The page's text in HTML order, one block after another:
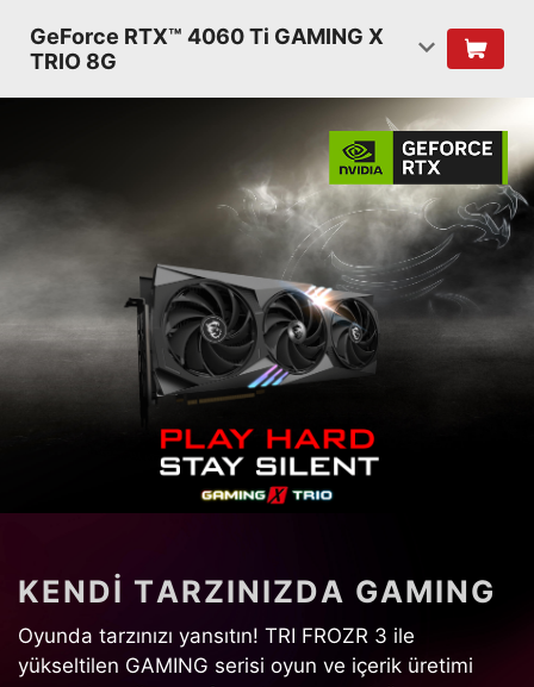
GeForce RTX™ 4060 Ti GAMING X
TRIO 8G
KENDİ TARZINIZDA GAMING
Oyunda tarzınızı yansıtın! TRI FROZR 3 ile
yükseltilen GAMING serisi oyun ve içerik üretimi